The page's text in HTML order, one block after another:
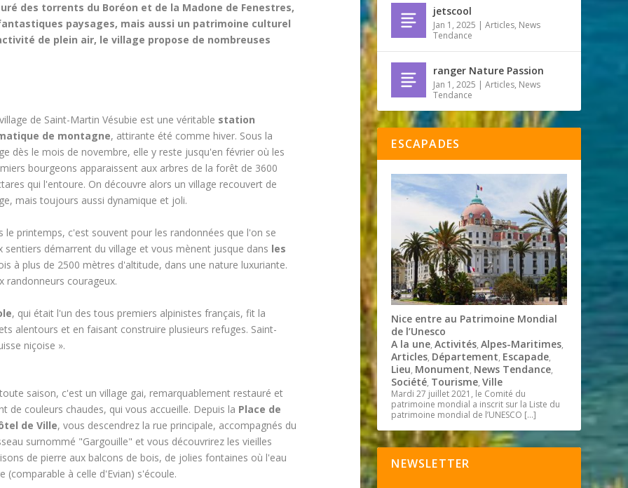
des torrents du Boréon et de la Madone de Fenestres,
paysages, mais aussi un patrimoine culturel
de plein air, le village propose de nombreuses
de Saint-Martin Vésubie est une véritable station
de montagne, attirante été comme hiver. Sous la
dès le mois de novembre, elle y reste jusqu'en février où les
bourgeons apparaissent aux arbres de la forêt de 3600
qui l'entoure. On découvre alors un village recouvert de
mais toujours aussi dynamique et joli.
le printemps, c'est souvent pour les randonnées que l'on se
sentiers démarrent du village et vous mènent jusque dans les
à plus de 2500 mètres d'altitude, dans une nature luxuriante.
randonneurs courageux.
, qui était l'un des tous premiers alpinistes français, fit la
alentours et en faisant construire plusieurs refuges. Saint-
niçoise ».
saison, c'est un village gai, remarquablement restauré et
de couleurs chaudes, qui vous accueille. Depuis la Place de
de Ville, vous descendrez la rue principale, accompagnés du
surnommé "Gargouille" et vous découvrirez les vieilles
de pierre aux balcons de bois, de jolies fontaines où l'eau
(comparable à celle d'Evian) s'écoule.
jetscool
Jan 1, 2025 |Articles, News
Tendance
ranger Nature Passion
Jan 1, 2025 |Articles, News
Tendance
ESCAPADES
Nice entre au Patrimoine Mondial
de l’Unesco
A la une,Activités,Alpes-Maritimes,
Articles, Département, Escapade,
Lieu, Monument, News Tendance,
Société, Tourisme,Ville
Mardi 27 juillet 2021, le Comité du
patrimoine mondial a inscrit sur la Liste du
patrimoine mondial de l’UNESCO […]
NEWSLETTER